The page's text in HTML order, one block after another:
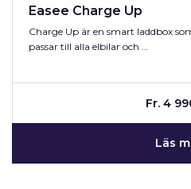
Easee Charge Up
Charge Up är en smart laddbox
passar till alla elbilar och …
Fr. 4
Läs